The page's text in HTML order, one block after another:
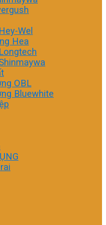
Wel
Hea
OBL
Bluewhite